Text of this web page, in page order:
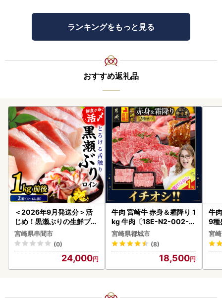
ランキングをもっと見る
おすすめ返礼品
＜2026年9月発送分＞活
じめ！黒瀬ぶりの生鮮ブリ
ロイン2節（1.0kg前後）_
K001-012-2609
宮崎県串間市
(0)
24,000
牛肉 宮崎牛 赤身＆霜降り 1
kg 牛肉〔18E-N2-002-1
kg-S4A6-CF〕
宮崎県都城市
(8)
18,500
牛
9種
-
シ!!
宮